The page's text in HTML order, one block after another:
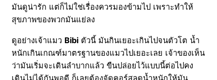
มันดูน่ารัก แต่ก็ไม่ใช่เรื่องควรมองข้ามไป เพราะทำให้
สุขภาพของพวกมันแย่ลง
ดูอย่างเจ้าแมว Bibi ตัวนี้ มันกินเยอะเกินไปจนตัวโต น้ำ
หนักเกินเกณฑ์มาตรฐานของแมวไปเยอะเลย เจ้าของเห็น
ว่ามันเริ่มจะเดินลำบากแล้ว ขืนปล่อยไว้แบบนี้ต่อไปคง
เดินไม่ได้กันพอดี ก็เลยต้องจัดคอร์สลดน้ำหนักให้มัน